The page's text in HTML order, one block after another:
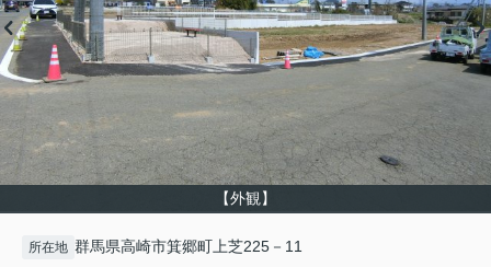
【外観】
所在地 群馬県高崎市箕郷町上芝225－11